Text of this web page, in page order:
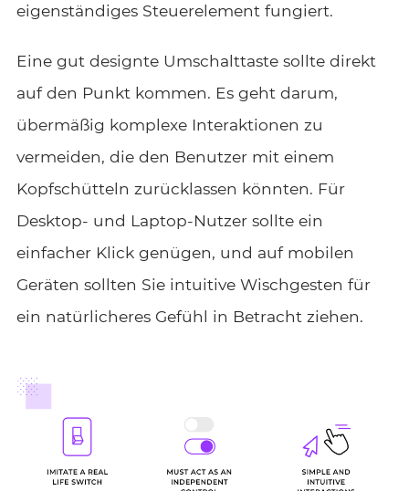
eigenständiges Steuerelement fungiert.
Eine gut designte Umschalttaste sollte direkt
auf den Punkt kommen. Es geht darum,
übermäßig komplexe Interaktionen zu
vermeiden, die den Benutzer mit einem
Kopfschütteln zurücklassen könnten. Für
Desktop- und Laptop-Nutzer sollte ein
einfacher Klick genügen, und auf mobilen
Geräten sollten Sie intuitive Wischgesten für
ein natürlicheres Gefühl in Betracht ziehen.